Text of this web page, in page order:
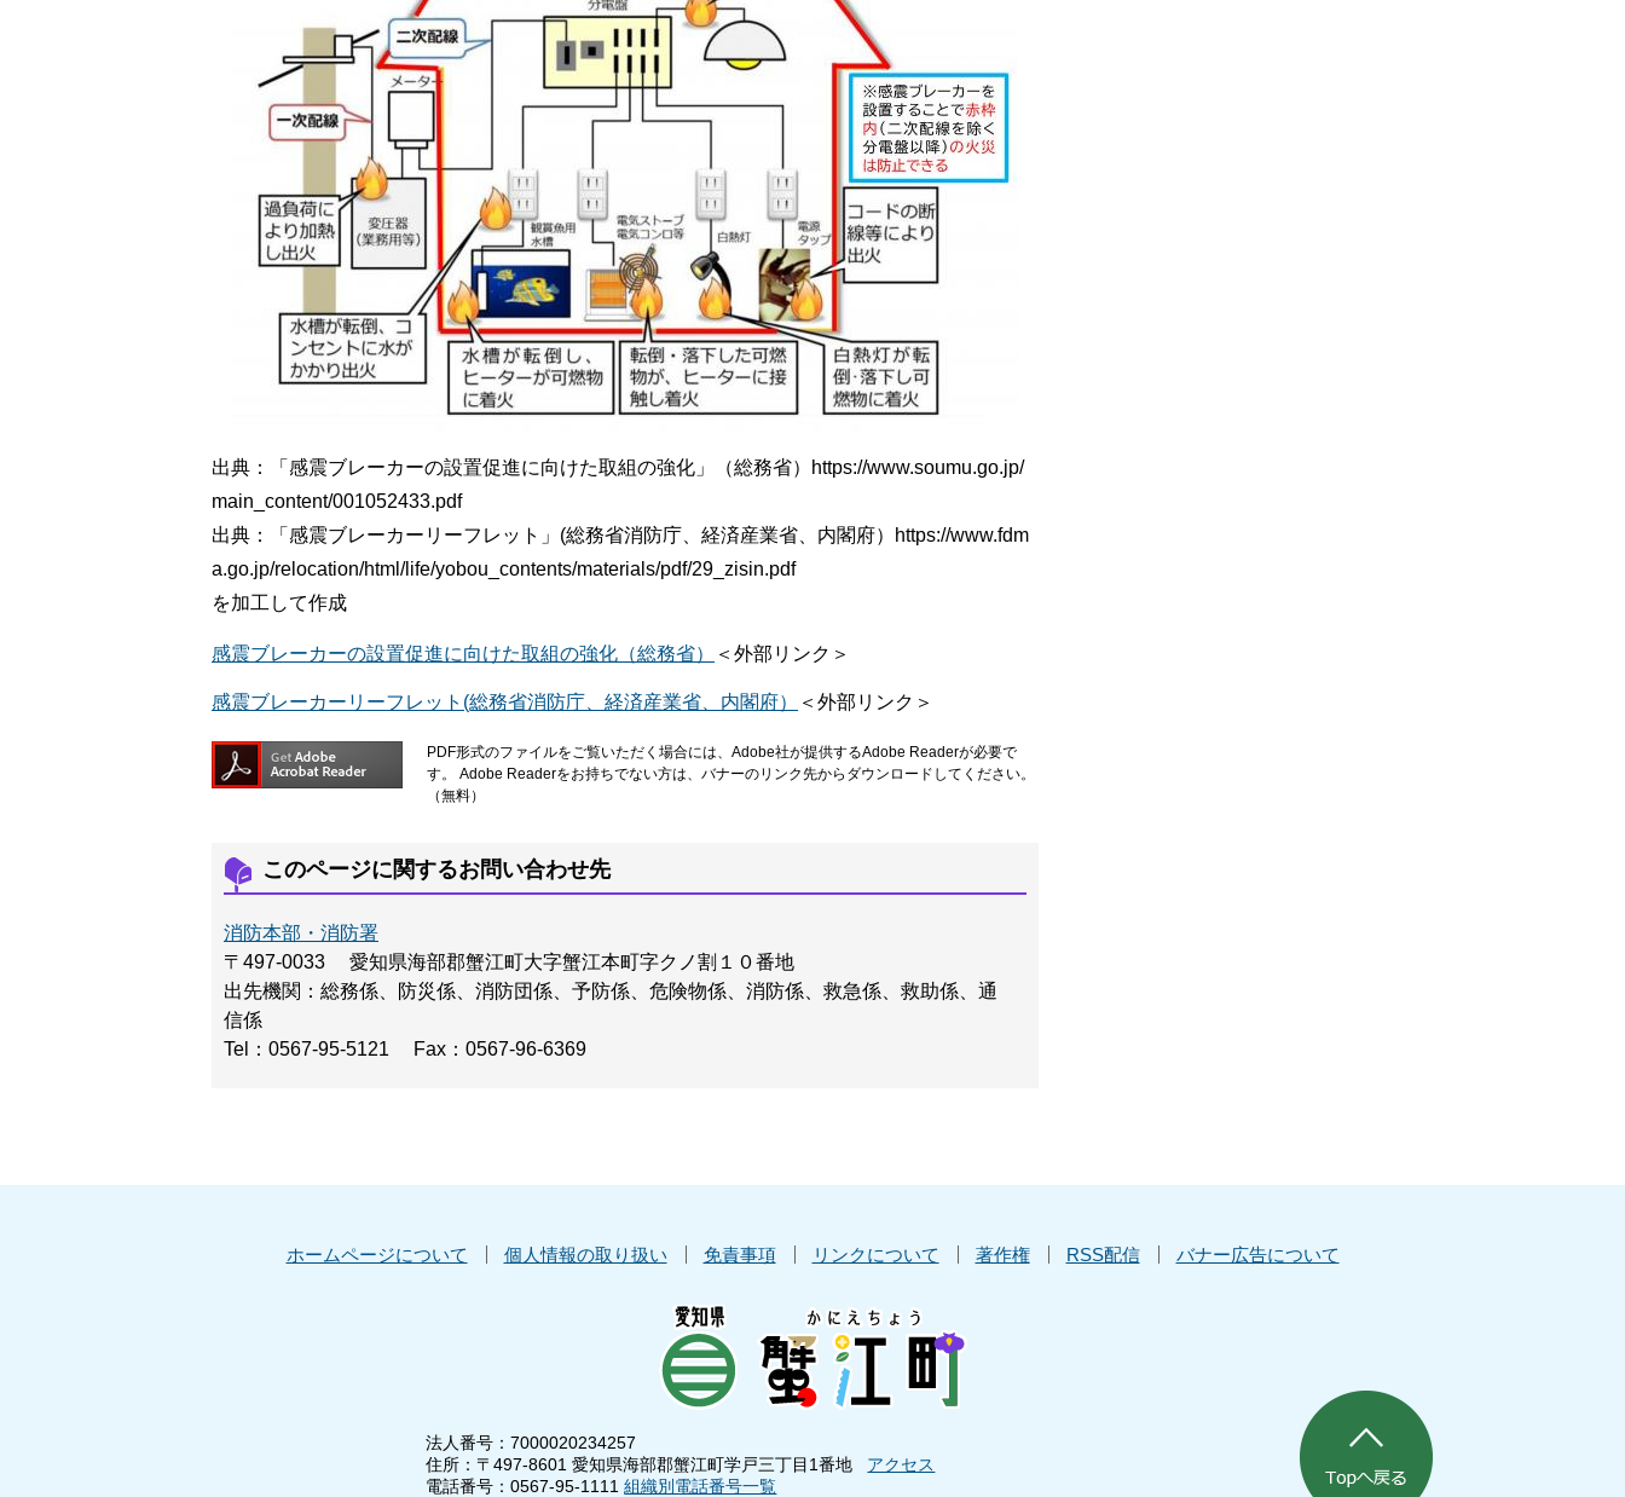
出典：「感震ブレーカーの設置促進に向けた取組の強化」（総務省）https://www.soumu.go.jp/
main_content/001052433.pdf
出典：「感震ブレーカーリーフレット」(総務省消防庁、経済産業省、内閣府）https://www.fdm
a.go.jp/relocation/html/life/yobou_contents/materials/pdf/29_zisin.pdf
を加工して作成
感震ブレーカーの設置促進に向けた取組の強化（総務省） ＜外部リンク＞
感震ブレーカーリーフレット(総務省消防庁、経済産業省、内閣府） ＜外部リンク＞
PDF形式のファイルをご覧いただく場合には、Adobe社が提供するAdobe Readerが必要で
す。
Adobe Readerをお持ちでない方は、バナーのリンク先からダウンロードしてください。
（無料）
このページに関するお問い合わせ先
消防本部・消防署
〒497-0033
愛知県海部郡蟹江町大字蟹江本町字クノ割１０番地
出先機関：総務係、防災係、消防団係、予防係、危険物係、消防係、救急係、救助係、通
信係
Tel：0567-95-5121
Fax：0567-96-6369
ホームページについて 個人情報の取り扱い 免責事項 リンクについて 著作権 RSS配信 バナー広告について
法人番号：7000020234257
住所：〒497-8601 愛知県海部郡蟹江町学戸三丁目1番地
アクセス
電話番号：0567-95-1111 組織別電話番号一覧